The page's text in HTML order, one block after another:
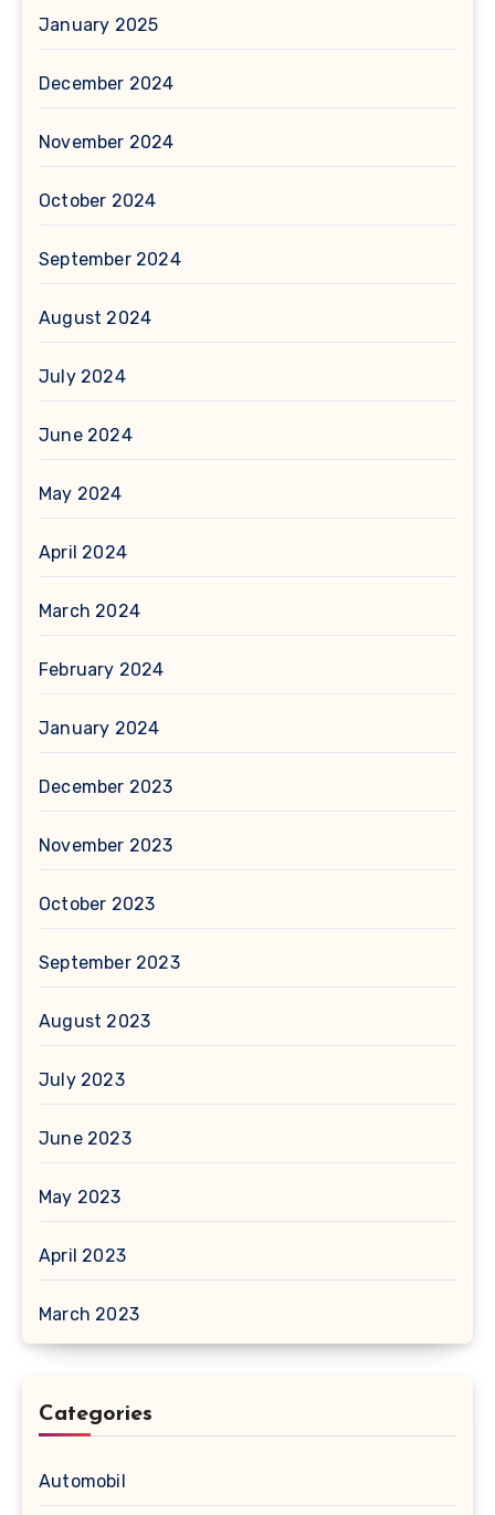
January 2025
December 2024
November 2024
October 2024
September 2024
August 2024
July 2024
June 2024
May 2024
April 2024
March 2024
February 2024
January 2024
December 2023
November 2023
October 2023
September 2023
August 2023
July 2023
June 2023
May 2023
April 2023
March 2023
Categories
Automobil